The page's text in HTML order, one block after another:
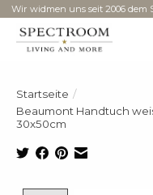
Wir widmen uns seit 2006
Startseite /
Beaumont Handtuch
30x50cm